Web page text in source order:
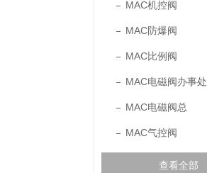
MAC机控阀
MAC防爆阀
MAC比例阀
MAC电磁阀办事处
MAC电磁阀总
MAC气控阀
查看全部